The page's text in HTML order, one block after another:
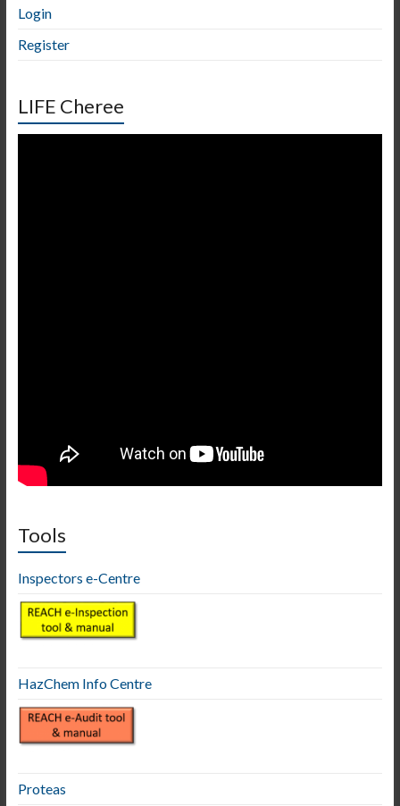
Login
Register
LIFE Cheree
Tools
Inspectors e-Centre
HazChem Info Centre
Proteas